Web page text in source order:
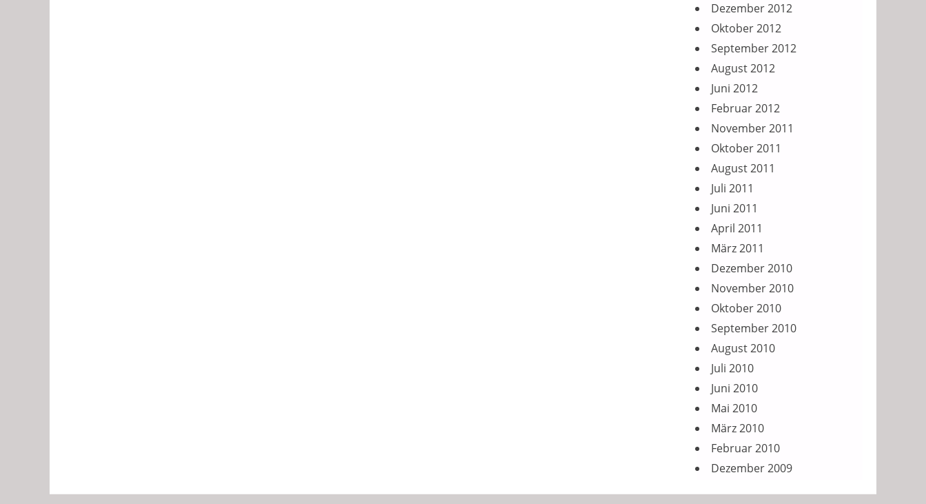
Dezember 2012
Oktober 2012
September 2012
August 2012
Juni 2012
Februar 2012
November 2011
Oktober 2011
August 2011
Juli 2011
Juni 2011
April 2011
März 2011
Dezember 2010
November 2010
Oktober 2010
September 2010
August 2010
Juli 2010
Juni 2010
Mai 2010
März 2010
Februar 2010
Dezember 2009